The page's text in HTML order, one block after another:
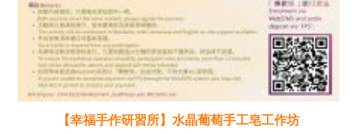
【幸福手作研習所】水晶葡萄手工皂工作坊